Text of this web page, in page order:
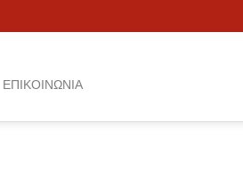
ΕΠΙΚΟΙΝΩΝΙΑ